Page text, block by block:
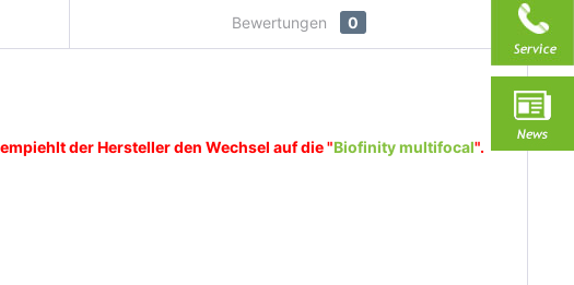
Bewertungen 0
der Hersteller den Wechsel auf die "Biofinity multifocal".